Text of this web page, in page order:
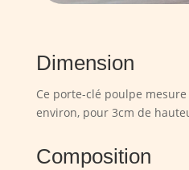
Dimension
Ce porte-clé poulpe
environ, pour 3cm de
Composition